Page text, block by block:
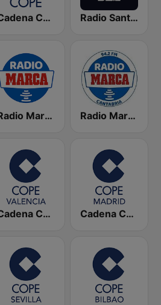
Cadena COPE Radio Santander SER
Radio Marca Nacional Radio Marca Cantabria
Cadena COPE Valencia Cadena COPE Madrid